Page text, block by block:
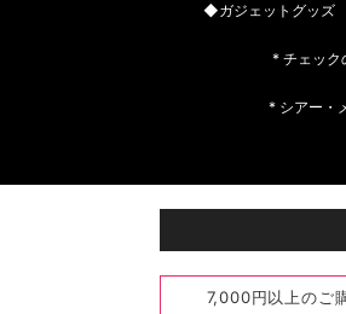
◆ガジェットグッズ
* チェック
* シアー・
7,000円以上のご